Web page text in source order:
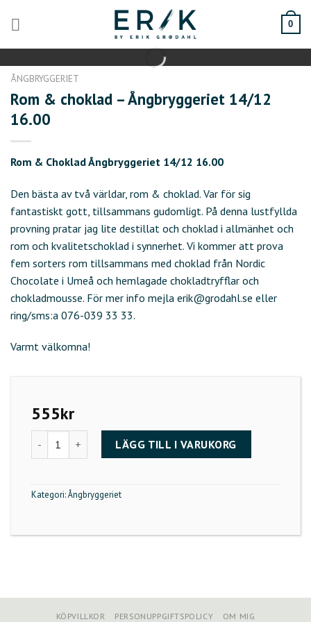
0
ÅNGBRYGGERIET
Rom & choklad – Ångbryggeriet 14/12
16.00
Rom & Choklad Ångbryggeriet 14/12 16.00
Den bästa av två världar, rom & choklad. Var för sig
fantastiskt gott, tillsammans gudomligt. På denna lustfyllda
provning pratar jag lite destillat och choklad i allmänhet och
rom och kvalitetschoklad i synnerhet. Vi kommer att prova
fem sorters rom tillsammans med choklad från Nordic
Chocolate i Umeå och hemlagade chokladtryfflar och
chokladmousse. För mer info mejla erik@grodahl.se eller
ring/sms:a 076-039 33 33.
Varmt välkomna!
555kr
Rom & choklad - Ångbryggeriet 14/12 16.00 mängd
LÄGG TILL I VARUKORG
Kategori:Ångbryggeriet
KÖPVILLKOR PERSONUPPGIFTSPOLICY OM MIG